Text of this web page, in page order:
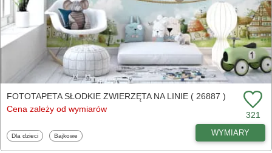
FOTOTAPETA SŁODKIE ZWIERZĘTA NA LINIE ( 26887 )
Cena zależy od wymiarów
321
Fototapety
Dla dzieci Fototapety
Bajkowe WYMIARY